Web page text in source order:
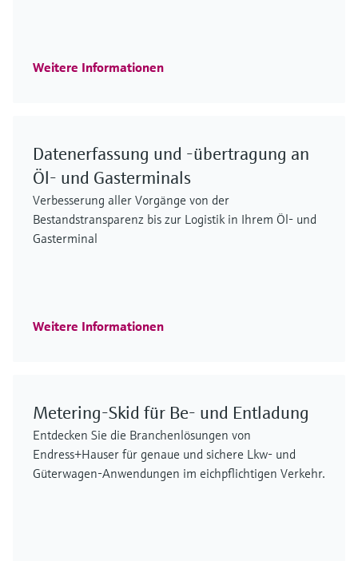
Weitere Informationen
Datenerfassung und -übertragung an
Öl- und Gasterminals
Verbesserung aller Vorgänge von der
Bestandstransparenz bis zur Logistik in Ihrem Öl- und
Gasterminal
Weitere Informationen
Metering-Skid für Be- und Entladung
Entdecken Sie die Branchenlösungen von
Endress+Hauser für genaue und sichere Lkw- und
Güterwagen-Anwendungen im eichpflichtigen Verkehr.